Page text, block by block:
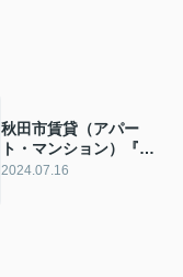
秋田市賃貸（アパー
ト・マンション）『飯
島』に住もう！
2024.07.16